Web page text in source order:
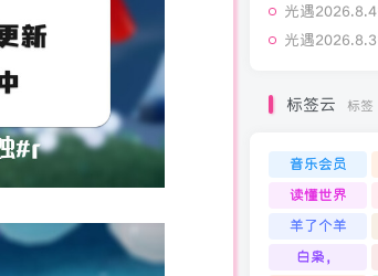
光遇
光遇
标签云 标签
音乐会员
读懂世界
羊了个羊
白枭，